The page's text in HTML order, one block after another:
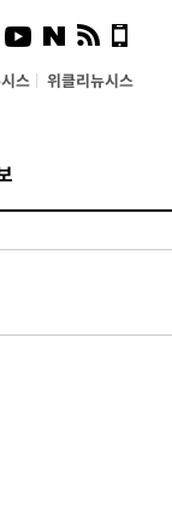
스 위클리뉴시스